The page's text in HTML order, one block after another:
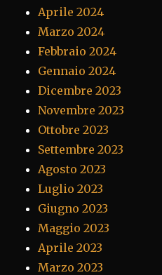
Aprile 2024
Marzo 2024
Febbraio 2024
Gennaio 2024
Dicembre 2023
Novembre 2023
Ottobre 2023
Settembre 2023
Agosto 2023
Luglio 2023
Giugno 2023
Maggio 2023
Aprile 2023
Marzo 2023